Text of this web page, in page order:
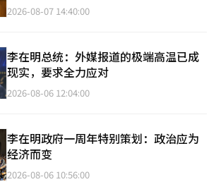
2026-08-07 14:40:00
李在明总统：外媒报道的极端高温已成
现实，要求全力应对
2026-08-06 12:04:00
李在明政府一周年特别策划：政治应为
经济而变
2026-08-06 10:56:00